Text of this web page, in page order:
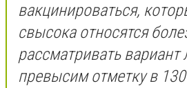
вакцинироваться,
свысока относятся
рассматривать вариант
превысим отметку в